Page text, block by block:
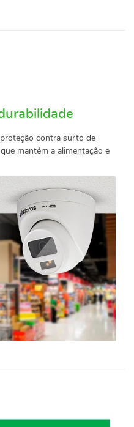
contra surto de
mantém a alimentação e